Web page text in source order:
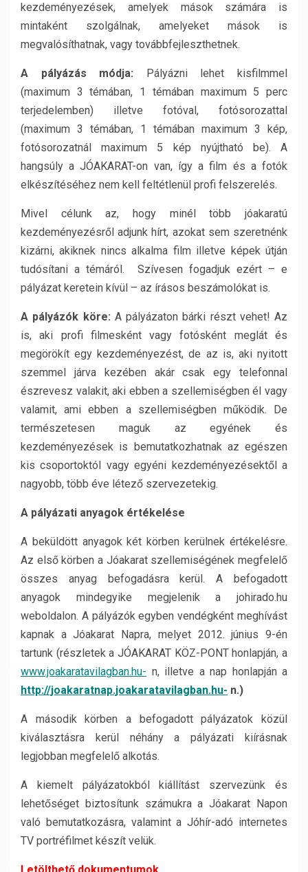
kezdeményezések, amelyek mások számára is
mintaként szolgálnak, amelyeket mások is
megvalósíthatnak, vagy továbbfejleszthetnek.
A pályázás módja: Pályázni lehet kisfilmmel
(maximum 3 témában, 1 témában maximum 5 perc
terjedelemben) illetve fotóval, fotósorozattal
(maximum 3 témában, 1 témában maximum 3 kép,
fotósorozatnál maximum 5 kép nyújtható be). A
hangsúly a JÓAKARAT-on van, így a film és a fotók
elkészítéséhez nem kell feltétlenül profi felszerelés.
Mivel célunk az, hogy minél több jóakaratú
kezdeményezésről adjunk hírt, azokat sem szeretnénk
kizárni, akiknek nincs alkalma film illetve képek útján
tudósítani a témáról. Szívesen fogadjuk ezért – e
pályázat keretein kívül – az írásos beszámolókat is.
A pályázók köre: A pályázaton bárki részt vehet! Az
is, aki profi filmesként vagy fotósként meglát és
megörökít egy kezdeményezést, de az is, aki nyitott
szemmel járva kezében akár csak egy telefonnal
észrevesz valakit, aki ebben a szellemiségben él vagy
valamit, ami ebben a szellemiségben működik. De
természetesen maguk az egyének és
kezdeményezések is bemutatkozhatnak az egészen
kis csoportoktól vagy egyéni kezdeményezésektől a
nagyobb, több éve létező szervezetekig.
A pályázati anyagok értékelése
A beküldött anyagok két körben kerülnek értékelésre.
Az első körben a Jóakarat szellemiségének megfelelő
összes anyag befogadásra kerül. A befogadott
anyagok mindegyike megjelenik a johirado.hu
weboldalon. A pályázók egyben vendégként meghívást
kapnak a Jóakarat Napra, melyet 2012. június 9-én
tartunk (részletek a JÓAKARAT KÖZ-PONT honlapján, a
www.joakaratavilagban.hu- n, illetve a nap honlapján a
http://joakaratnap.joakaratavilagban.hu- n.)
A második körben a befogadott pályázatok közül
kiválasztásra kerül néhány a pályázati kiírásnak
legjobban megfelelő alkotás.
A kiemelt pályázatokból kiállítást szervezünk és
lehetőséget biztosítunk számukra a Jóakarat Napon
való bemutatkozásra, valamint a Jóhír-adó internetes
TV portréfilmet készít velük.